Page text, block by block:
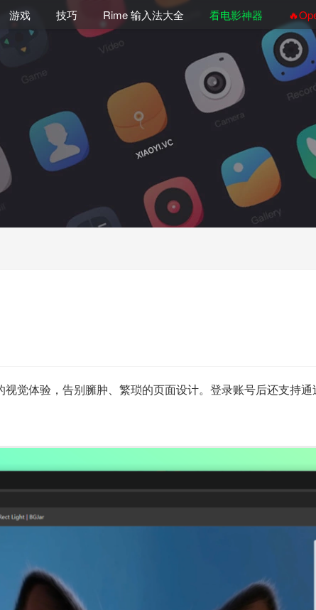
游戏 技巧 Rime 输入法大全 看电影神器
觉体验，告别臃肿、繁琐的页面设计。登录账号后还支持